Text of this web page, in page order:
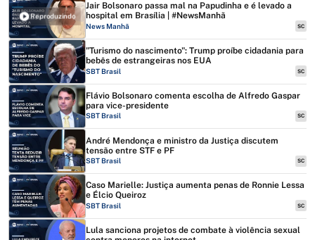
Reproduzindo
Jair Bolsonaro passa mal na Papudinha e é levado a
hospital em Brasília | #NewsManhã
News Manhã SC
"Turismo do nascimento": Trump proíbe cidadania para
bebês de estrangeiras nos EUA
SBT Brasil SC
Flávio Bolsonaro comenta escolha de Alfredo Gaspar
para vice-presidente
SBT Brasil SC
André Mendonça e ministro da Justiça discutem
tensão entre STF e PF
SBT Brasil SC
Caso Marielle: Justiça aumenta penas de Ronnie Lessa
e Élcio Queiroz
SBT Brasil SC
Lula sanciona projetos de combate à violência sexual